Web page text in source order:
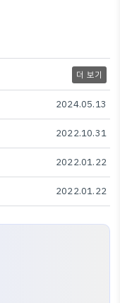
더 보기
2024.05.13
2022.10.31
2022.01.22
2022.01.22